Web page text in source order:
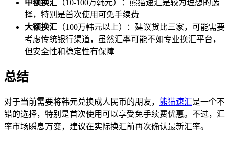
中额换汇 （10-100万韩元）：熊猫速汇是较为理想的选
择，特别是首次使用可免手续费
大额换汇 （100万韩元以上）：建议货比三家，可能需要
考虑传统银行渠道，虽然汇率可能不如专业换汇平台，
但安全性和稳定性有保障
总结
对于当前需要将韩元兑换成人民币的朋友， 熊猫速汇是一个不
错的选择，特别是首次使用可以享受免手续费优惠。不过，汇
率市场瞬息万变，建议在实际换汇前再次确认最新汇率。